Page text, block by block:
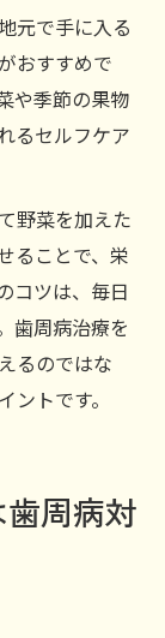
元で手に入る
おすすめで
や季節の果物
るセルフケア
野菜を加えた
ることで、栄
コツは、毎日
歯周病治療を
るのではな
トです。
周病対